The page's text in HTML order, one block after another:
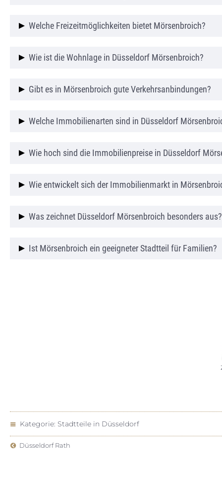
Ja, Mörsenbroich verfügt über eine Vielzahl an
Welche Freizeitmöglichkeiten bietet Mörsenbroich?
Der Stadtteil bietet zahlreiche
Wie ist die Wohnlage in Düsseldorf Mörsenbroich?
Düsseldorf Mörsenbroich gilt als ruhiger und
Gibt es in Mörsenbroich gute Verkehrsanbindungen?
Ja, Mörsenbroich ist über die A52, die B7 sowie
Welche Immobilienarten sind in Düsseldorf
Besonders gefragt sind Eigentumswohnungen,
Wie hoch sind die Immobilienpreise in Düsseldorf
Die Immobilienpreise in Düsseldorf Mörsenbroich
Wie entwickelt sich der Immobilienmarkt in
Der Immobilienmarkt in Düsseldorf Mörsenbroich
Was zeichnet Düsseldorf Mörsenbroich besonders aus?
Die Mischung aus urbaner Nähe, guter
Ist Mörsenbroich ein geeigneter Stadtteil für Familien?
Kategorie: Stadtteile in Düsseldorf
Düsseldorf Rath